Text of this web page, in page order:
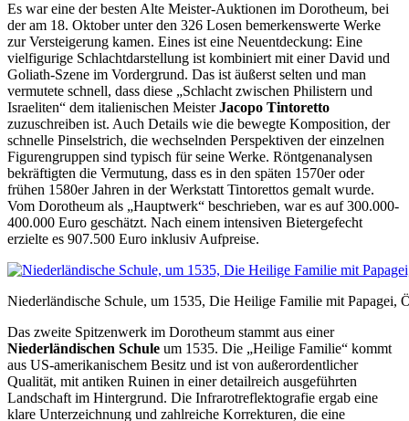
Es war eine der besten Alte Meister-Auktionen im Dorotheum, bei
der am 18. Oktober unter den 326 Losen bemerkenswerte Werke
zur Versteigerung kamen. Eines ist eine Neuentdeckung: Eine
vielfigurige Schlachtdarstellung ist kombiniert mit einer David und
Goliath-Szene im Vordergrund. Das ist äußerst selten und man
vermutete schnell, dass diese „Schlacht zwischen Philistern und
Israeliten“ dem italienischen MeisterJacopo Tintoretto
zuzuschreiben ist. Auch Details wie die bewegte Komposition, der
schnelle Pinselstrich, die wechselnden Perspektiven der einzelnen
Figurengruppen sind typisch für seine Werke. Röntgenanalysen
bekräftigten die Vermutung, dass es in den späten 1570er oder
frühen 1580er Jahren in der Werkstatt Tintorettos gemalt wurde.
Vom Dorotheum als „Hauptwerk“ beschrieben, war es auf 300.000-
400.000 Euro geschätzt. Nach einem intensiven Bietergefecht
erzielte es 907.500 Euro inklusiv Aufpreise.
Niederländische Schule, um 1535, Die Heilige Familie mit Papagei,
Das zweite Spitzenwerk im Dorotheum stammt aus einer
Niederländischen Schule um 1535. Die „Heilige Familie“ kommt
aus US-amerikanischem Besitz und ist von außerordentlicher
Qualität, mit antiken Ruinen in einer detailreich ausgeführten
Landschaft im Hintergrund. Die Infrarotreflektografie ergab eine
klare Unterzeichnung und zahlreiche Korrekturen, die eine